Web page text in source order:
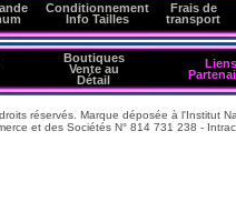
Conditionnement
Info Tailles
Frais de
transport
Boutiques
Vente au
Détail
Liens
réservés. Marque déposée à l'Institut
et des Sociétés N° 814 731 238 -